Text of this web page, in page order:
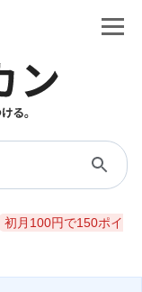
初月100円で150ポイ